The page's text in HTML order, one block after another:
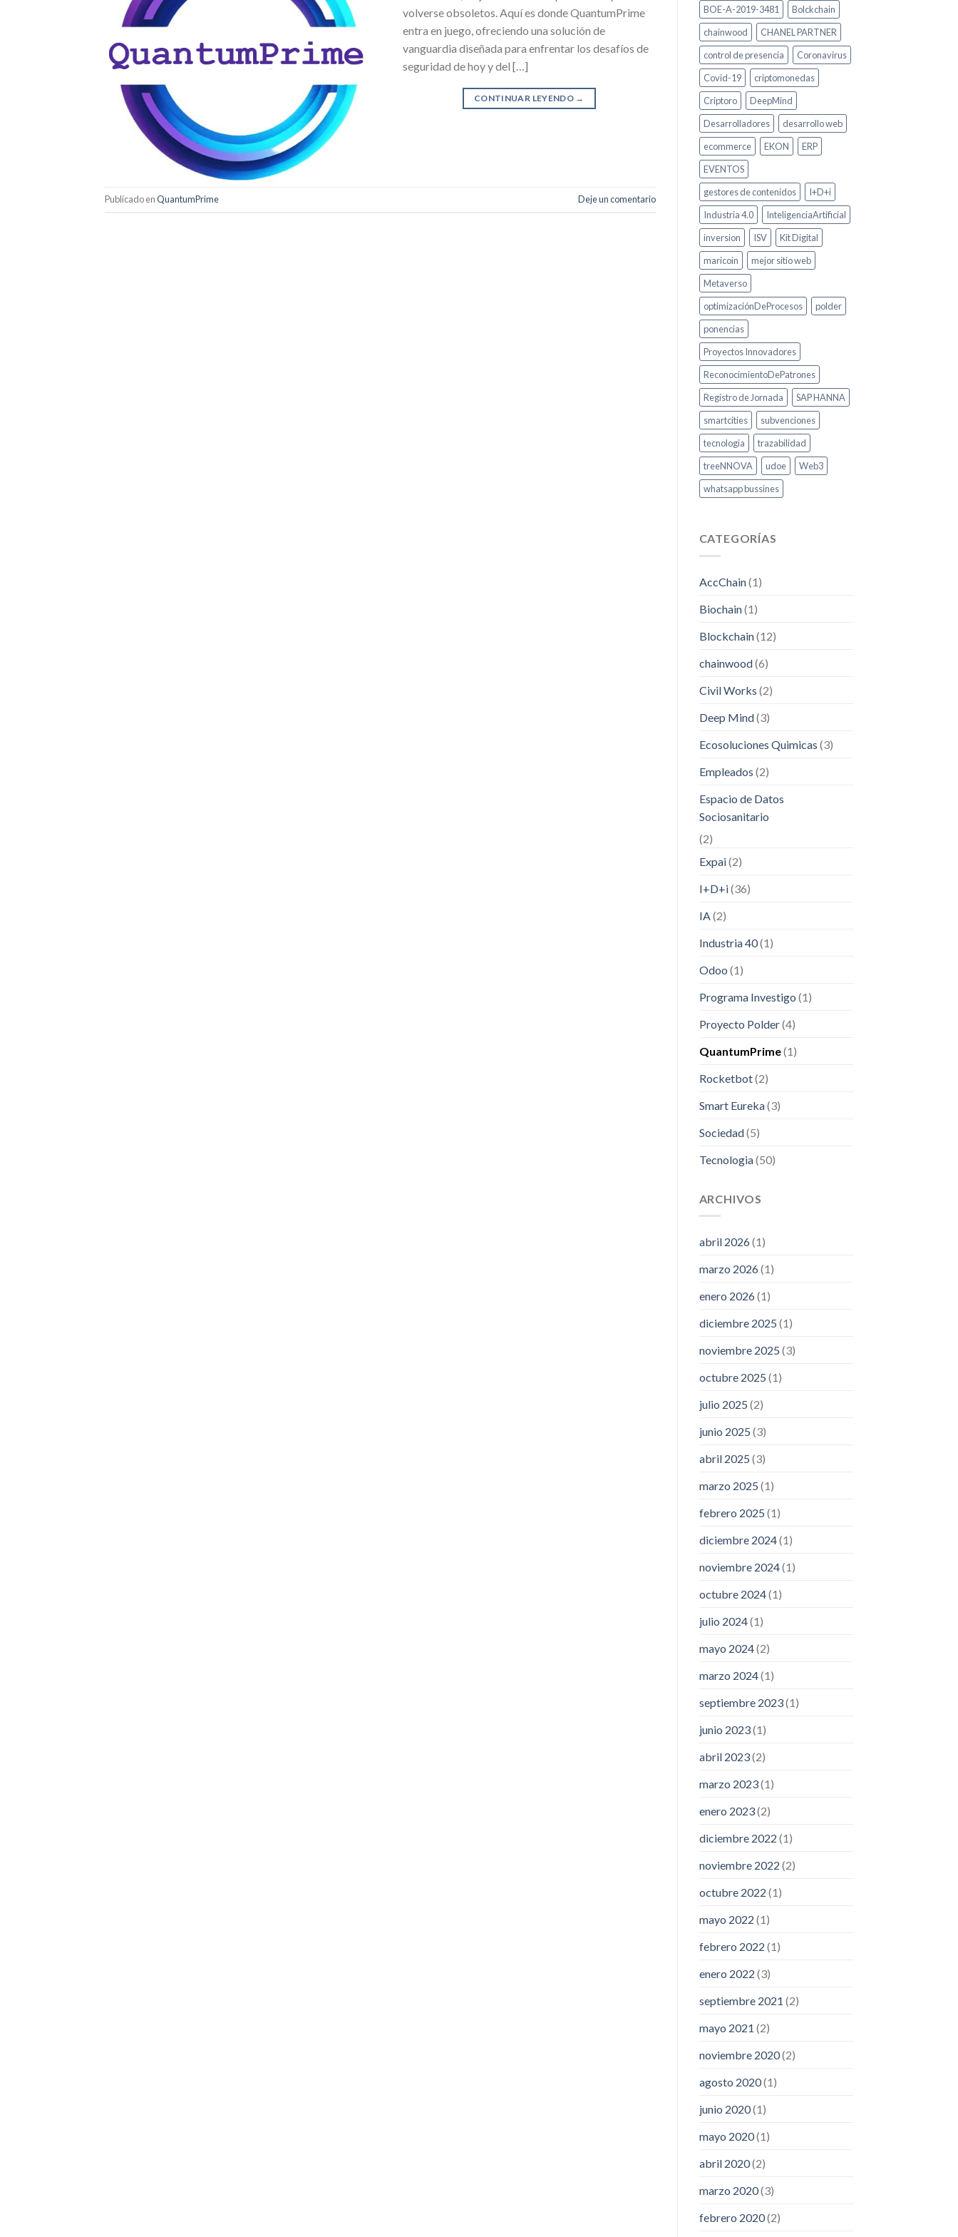
volverse obsoletos. Aquí es donde QuantumPrime
entra en juego, ofreciendo una solución de
vanguardia diseñada para enfrentar los desafíos de
seguridad de hoy y del […]
CONTINUAR LEYENDO →
Publicado enQuantumPrime Deje un comentario
BOE-A-2019-3481
Bolckchain
chainwood
CHANEL PARTNER
control de presencia
Coronavirus
Covid-19
criptomonedas
Criptoro
DeepMind
Desarrolladores
desarrollo web
ecommerce
EKON
ERP
EVENTOS
gestores de contenidos
I+D+i
Industria 4.0
InteligenciaArtificial
inversion
ISV
Kit Digital
maricoin
mejor sitio web
Metaverso
optimizaciónDeProcesos
polder
ponencias
Proyectos Innovadores
ReconocimientoDePatrones
Registro de Jornada
SAP HANNA
smartcities
subvenciones
tecnologia
trazabilidad
treeNNOVA
udoe
Web3
whatsapp bussines
CATEGORÍAS
AccChain(1)
Biochain(1)
Blockchain(12)
chainwood(6)
Civil Works (2)
Deep Mind(3)
Ecosoluciones Quimicas (3)
Empleados (2)
Espacio de Datos
Sociosanitario
(2)
Expai(2)
I+D+i(36)
IA(2)
Industria 40(1)
Odoo (1)
Programa Investigo (1)
Proyecto Polder(4)
QuantumPrime(1)
Rocketbot(2)
Smart Eureka(3)
Sociedad(5)
Tecnologia(50)
ARCHIVOS
abril 2026(1)
marzo 2026(1)
enero 2026(1)
diciembre 2025 (1)
noviembre 2025 (3)
octubre 2025 (1)
julio 2025 (2)
junio 2025 (3)
abril 2025 (3)
marzo 2025 (1)
febrero 2025 (1)
diciembre 2024(1)
noviembre 2024(1)
octubre 2024(1)
julio 2024(1)
mayo 2024(2)
marzo 2024(1)
septiembre 2023(1)
junio 2023(1)
abril 2023(2)
marzo 2023(1)
enero 2023(2)
diciembre 2022 (1)
noviembre 2022 (2)
octubre 2022 (1)
mayo 2022 (1)
febrero 2022 (1)
enero 2022 (3)
septiembre 2021 (2)
mayo 2021 (2)
noviembre 2020(2)
agosto 2020(1)
junio 2020(1)
mayo 2020(1)
abril 2020(2)
marzo 2020(3)
febrero 2020(2)